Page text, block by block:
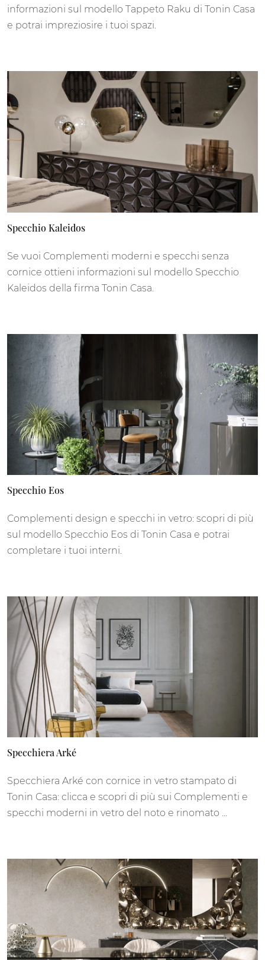
informazioni sul modello Tappeto Raku di Tonin Casa
e potrai impreziosire i tuoi spazi.
Specchio Kaleidos
Se vuoi Complementi moderni e specchi senza
cornice ottieni informazioni sul modello Specchio
Kaleidos della firma Tonin Casa.
Specchio Eos
Complementi design e specchi in vetro: scopri di più
sul modello Specchio Eos di Tonin Casa e potrai
completare i tuoi interni.
Specchiera Arké
Specchiera Arké con cornice in vetro stampato di
Tonin Casa: clicca e scopri di più sui Complementi e
specchi moderni in vetro del noto e rinomato ...